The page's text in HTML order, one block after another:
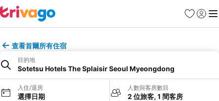
收藏夾
登入 選
查看首爾所有住宿
目的地
Sotetsu Hotels The Splaisir Seoul Myeongdong
入住/退房
選擇日期
人數與客房數目
2 位旅客, 1 間客房